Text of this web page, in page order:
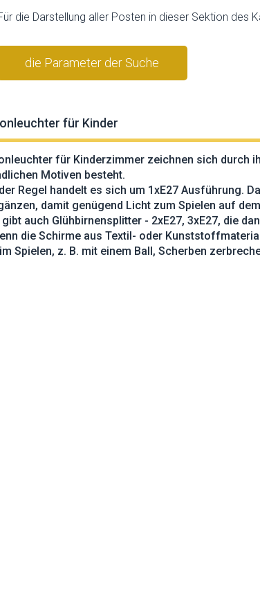
die Darstellung aller Posten in dieser Sektion des
die Parameter der Suche
für Kinder
für Kinderzimmer zeichnen sich durch
Motiven besteht.
Regel handelt es sich um 1xE27 Ausführung.
damit genügend Licht zum Spielen auf
gibt auch Glühbirnensplitter - 2xE27, 3xE27, die
die Schirme aus Textil- oder
Spielen, z. B. mit einem Ball, Scherben